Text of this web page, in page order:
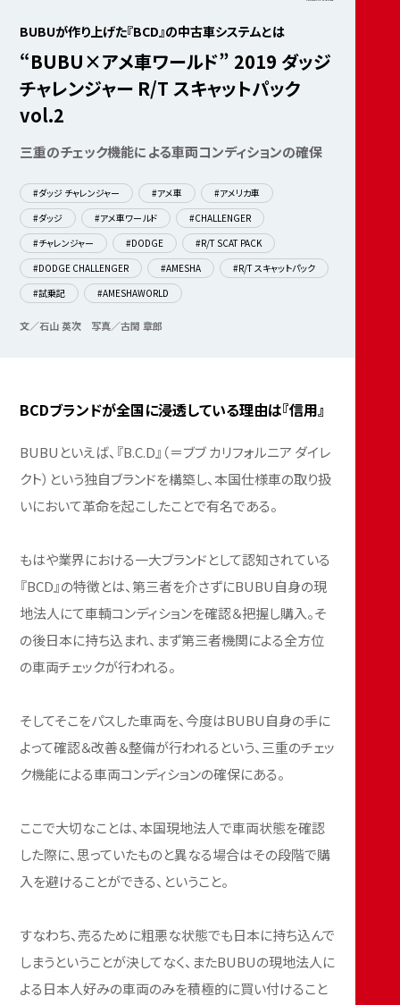
BUBUが作り上げた『BCD』の中古車システムとは
“BUBU×アメ車ワールド” 2019 ダッジ
チャレンジャー R/T スキャットパック
vol.2
三重のチェック機能による車両コンディションの確保
#ダッジ チャレンジャー #アメ車
#アメリカ車
#ダッジ
#アメ車ワールド
#CHALLENGER
#チャレンジャー
#DODGE
#R/T SCAT PACK
#DODGE CHALLENGER
#AMESHA
#R/T スキャットパック
#試乗記
#AMESHAWORLD
文／石山 英次 写真／古閑 章郎
BCDブランドが全国に浸透している理由は『信用』
BUBUといえば、『B.C.D』（＝ブブ カリフォルニア ダイレ
クト）という独自ブランドを構築し、本国仕様車の取り扱
いにおいて革命を起こしたことで有名である。
もはや業界における一大ブランドとして認知されている
『BCD』の特徴とは、第三者を介さずにBUBU自身の現
地法人にて車輌コンディションを確認＆把握し購入。そ
の後日本に持ち込まれ、まず第三者機関による全方位
の車両チェックが行われる。
そしてそこをパスした車両を、今度はBUBU自身の手に
よって確認＆改善＆整備が行われるという、三重のチェッ
ク機能による車両コンディションの確保にある。
ここで大切なことは、本国現地法人で車両状態を確認
した際に、思っていたものと異なる場合はその段階で購
入を避けることができる、ということ。
すなわち、売るために粗悪な状態でも日本に持ち込んで
しまうということが決してなく、またBUBUの現地法人に
よる日本人好みの車両のみを積極的に買い付けること